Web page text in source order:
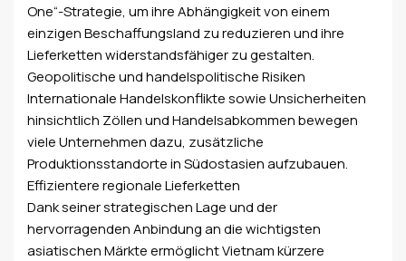
One“-Strategie, um ihre Abhängigkeit von einem
einzigen Beschaffungsland zu reduzieren und ihre
Lieferketten widerstandsfähiger zu gestalten.
Geopolitische und handelspolitische Risiken
Internationale Handelskonflikte sowie Unsicherheiten
hinsichtlich Zöllen und Handelsabkommen bewegen
viele Unternehmen dazu, zusätzliche
Produktionsstandorte in Südostasien aufzubauen.
Effizientere regionale Lieferketten
Dank seiner strategischen Lage und der
hervorragenden Anbindung an die wichtigsten
asiatischen Märkte ermöglicht Vietnam kürzere